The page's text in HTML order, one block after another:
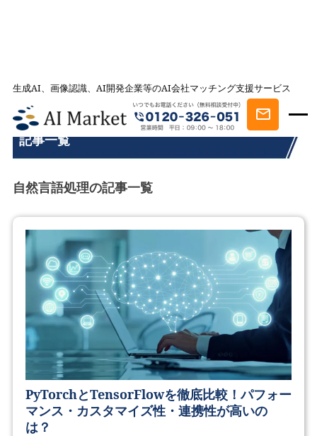
生成AI、画像認識、AI開発企業等のAI会社マッチング支援サービス
AI会社とのマッチングは AI Market
記事一覧
自然言語処理
記事一覧
自然言語処理の記事一覧
PyTorchとTensorFlowを徹底比較！パフォー
マンス・カスタマイズ性・連携性が高いの
は？